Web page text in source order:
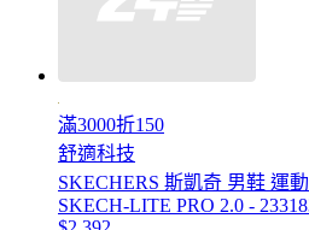
滿3000折150
舒適科技
SKECHERS 斯凱奇 男鞋 運
SKECH-LITE PRO 2.0 -